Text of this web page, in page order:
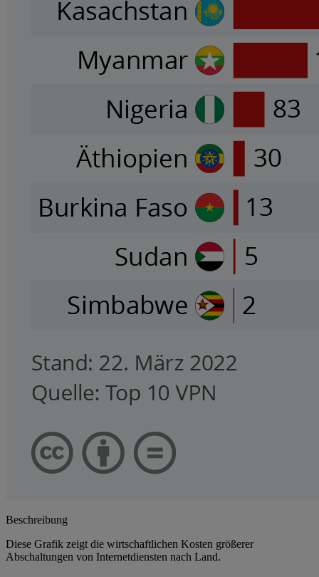
Beschreibung
Diese Grafik zeigt die wirtschaftlichen Kosten größerer
Abschaltungen von Internetdiensten nach Land.